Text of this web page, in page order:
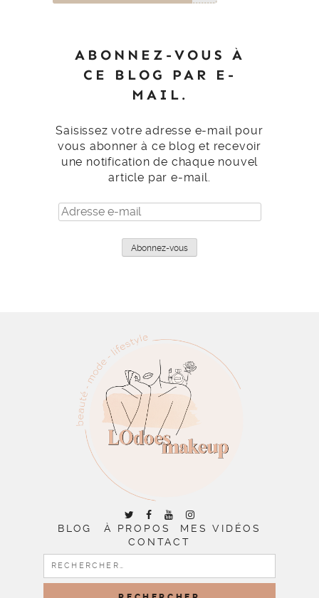
ABONNEZ-VOUS À
CE BLOG PAR E-
MAIL.
Saisissez votre adresse e-mail pour
vous abonner à ce blog et recevoir
une notification de chaque nouvel
article par e-mail.
Adresse
e-
Abonnez-vous
BLOG À PROPOS
MES VIDÉOS
CONTACT
RECHERCHER :